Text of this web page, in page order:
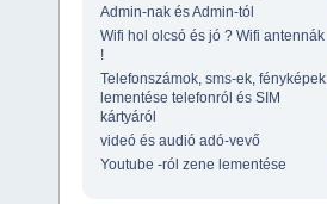
Admin-nak és Admin-tól
Wifi hol olcsó és jó ? Wifi antennák
!
Telefonszámok, sms-ek, fényképek
lementése telefonról és SIM
kártyáról
videó és audió adó-vevő
Youtube -ról zene lementése